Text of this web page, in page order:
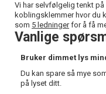
Vi har selvfølgelig tenkt
koblingsklemmer hvor du
som 5 ledningerfor å få
Vanlige
Bruker dimmet lys
Du kan spare så mye
på lyset ditt.